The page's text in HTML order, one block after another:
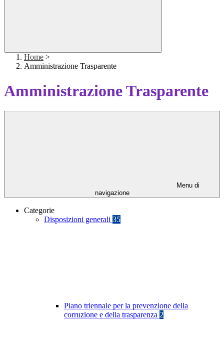
Home >
Amministrazione Trasparente
Amministrazione Trasparente
Menu di
navigazione
Categorie
Disposizioni generali 35
Piano triennale per la prevenzione della
corruzione e della trasparenza 2